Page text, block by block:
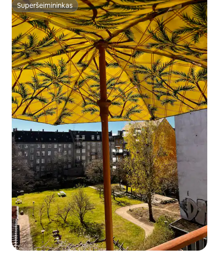
Superšeimininkas
Superšeimininkas